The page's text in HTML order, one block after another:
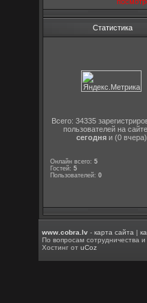
Статистика
Всего: 34335
пользователей на
сегодняи (0 вчера)
Онлайн всего:5
Гостей:5
Пользователей:0
www.cobra.lv -карта сайта |
По вопросам сотрудничества
Хостинг отuCoz